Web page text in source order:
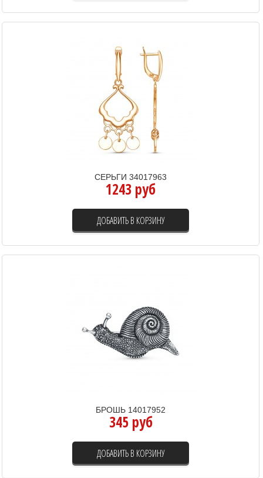
СЕРЬГИ 34017963
1243 руб
ДОБАВИТЬ В КОРЗИНУ
БРОШЬ 14017952
345 руб
ДОБАВИТЬ В КОРЗИНУ